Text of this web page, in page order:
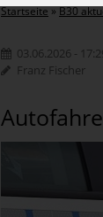
Startseite»B30
03.06.2026 -
Franz Fischer